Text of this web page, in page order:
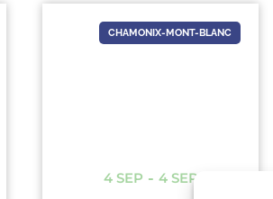
CHAMONIX-MONT-BLANC
13 AOÛT - 13 AOÛT